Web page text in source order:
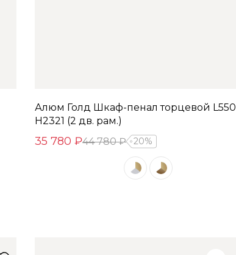
Алюм Голд Шкаф-пенал торцевой L550
H2321 (2 дв. рам.)
35 780 ₽44 780 ₽ 20%